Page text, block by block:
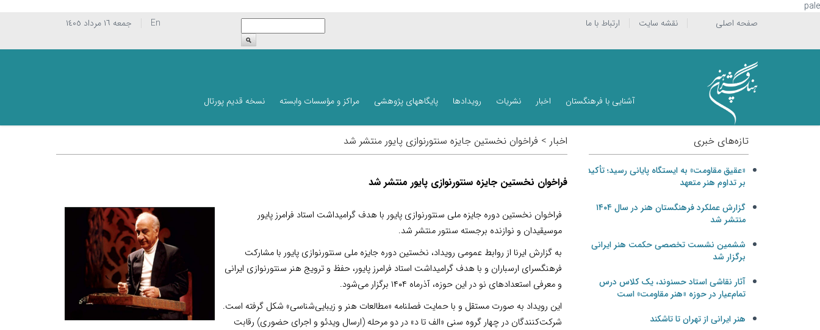
pale
جمعه ١٦ مرداد ١٤٠٥
En ارتباط با ما نقشه سایت صفحه اصلی
آشنایی با فرهنگستان اخبار نشریات رویدادها پایگاههای پژوهشی مراکز و مؤسسات وابسته نسخه قدیم پورتال
اخبار > فراخوان نخستین جایزه سنتورنوازی پایور منتشر شد
فراخوان نخستین جایزه سنتورنوازی پایور منتشر شد
فراخوان نخستین دوره‌ جایزه ملی سنتورنوازی پایور با هدف گرامیداشت استاد فرامرز پایور
موسیقیدان و نوازنده برجسته سنتور منتشر شد.
به گزارش ایرنا از روابط عمومی رویداد، نخستین دوره‌ جایزه ملی سنتورنوازی پایور با مشارکت
فرهنگسرای ارسباران و با هدف گرامیداشت استاد فرامرز پایور، حفظ و ترویج هنر سنتورنوازی ایرانی
و معرفی استعدادهای نو در این حوزه، آذرماه ۱۴۰۴ برگزار می‌شود.
این رویداد به‌ صورت مستقل و با حمایت فصلنامه «مطالعات هنر و زیبایی‌شناسی» شکل گرفته است.
شرکت‌کنندگان در چهار گروه سنی «الف تا د» در دو مرحله‌ (ارسال ویدئو و اجرای حضوری) رقابت
تازه‌های خبری
«عقیق مقاومت» به ایستگاه پایانی رسید؛ تأکید
بر تداوم هنر متعهد
گزارش عملکرد فرهنگستان هنر در سال ۱۴۰۴
منتشر شد
ششمین نشست تخصصی حکمت هنر ایرانی
برگزار شد
آثار نقاشی استاد حسنوند، یک کلاس درس
تمام‌عیار در حوزه «هنر مقاومت» است
هنر ایرانی از تهران تا تاشکند